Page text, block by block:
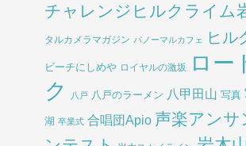
チャレンジヒルクライム
タルカメラマガジン パノーマルカフェ ヒル
ビーチにしめや ロイヤルの激坂
ロー
ク
八戸 八戸のラーメン 八甲田山 写真
湖 卒業式 合唱団Apio 声楽アンサ